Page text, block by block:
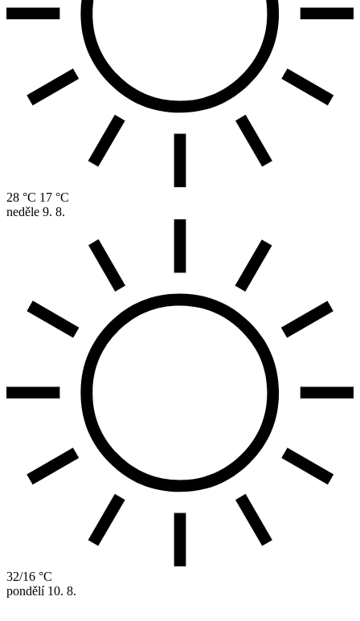
28 °C 17 °C
neděle 9. 8.
32/16 °C
pondělí 10. 8.